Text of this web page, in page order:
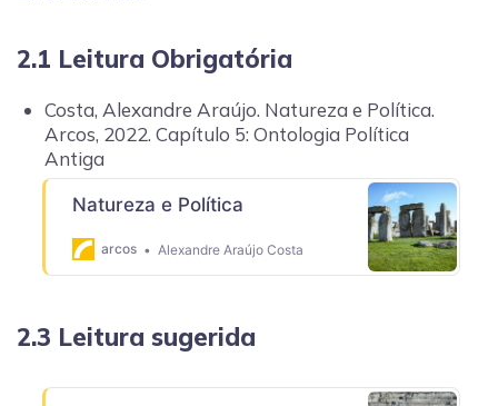
2.1 Leitura Obrigatória
Costa, Alexandre Araújo. Natureza e Política.
Arcos, 2022. Capítulo 5: Ontologia Política
Antiga
Natureza e Política
arcos Alexandre Araújo Costa
2.3 Leitura sugerida